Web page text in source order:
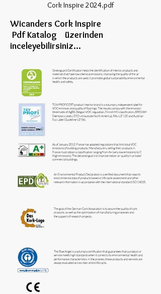
Cork Inspire 2024.pdf
Wicanders Cork Inspire
Pdf Katalog üzerinden
inceleyebilirsiniz...